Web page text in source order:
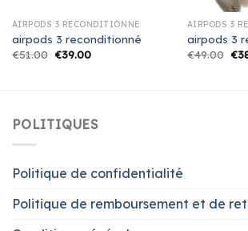
AIRPODS 3 RECONDITIONNÉ
airpods 3 reconditionné
€51.00 €39.00
AIRPODS 3
airpods 3
€49.00 €
POLITIQUES
Politique de confidentialité
Politique de remboursement et de